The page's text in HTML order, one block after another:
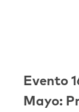
Evento
Mayo: